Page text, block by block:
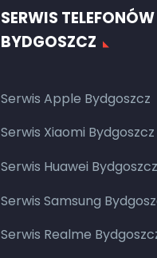
SERWIS TELEFONÓW
BYDGOSZCZ
Serwis Apple Bydgoszcz
Serwis Xiaomi Bydgoszcz
Serwis Huawei Bydgoszcz
Serwis Samsung
Serwis Realme